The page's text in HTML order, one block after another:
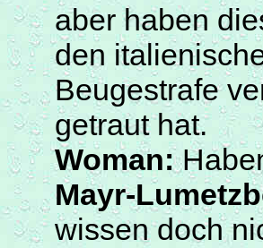
aber haben
den
Beugestrafe
getraut hat.
Woman:
Mayr-
wissen doch